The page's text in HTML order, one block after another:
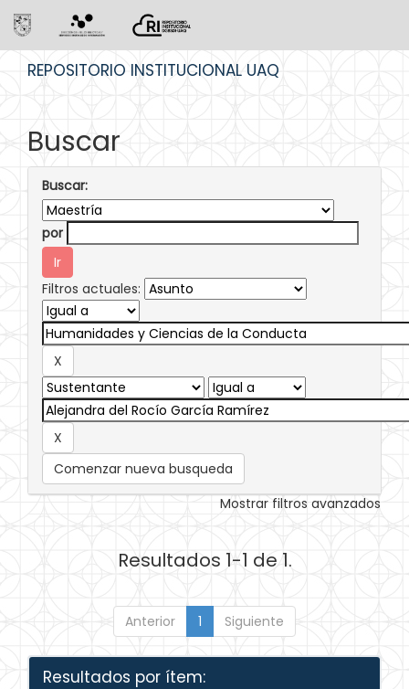
REPOSITORIO INSTITUCIONAL UAQ
Buscar
Buscar:
por
Filtros actuales:
Comenzar nueva busqueda
Mostrar filtros avanzados
Resultados 1-1 de 1.
Anterior 1 Siguiente
Resultados por ítem: